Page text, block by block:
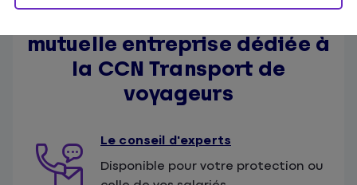
mutuelle entreprise dédiée à
la CCN Transport de
voyageurs
Le conseil d'experts
Disponible pour votre protection ou